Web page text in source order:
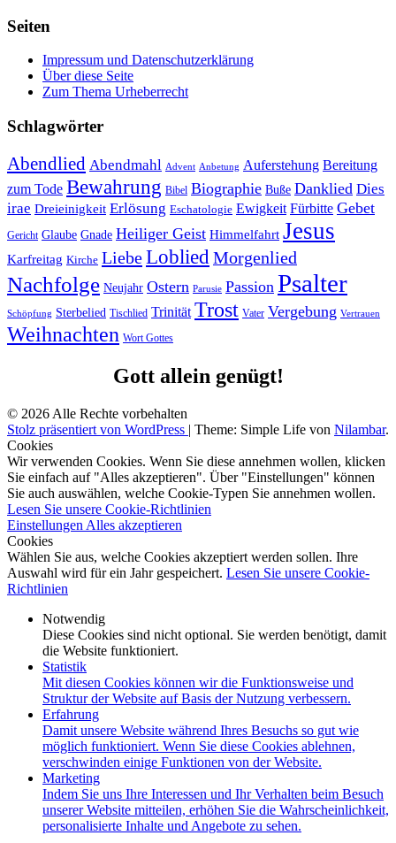
Seiten
Impressum und Datenschutzerklärung
Über diese Seite
Zum Thema Urheberrecht
Schlagwörter
Abendlied Abendmahl Advent Anbetung Auferstehung Bereitung
zum Tode Bewahrung Bibel Biographie Buße Danklied Dies
irae Dreieinigkeit Erlösung Eschatologie Ewigkeit Fürbitte Gebet
Gericht Glaube Gnade Heiliger Geist Himmelfahrt Jesus
Karfreitag Kirche LiebeLoblied Morgenlied
Nachfolge Neujahr Ostern Parusie Passion Psalter
Schöpfung Sterbelied Tischlied Trinität Trost Vater Vergebung Vertrauen
Weihnachten Wort Gottes
Gott allein genügt!
© 2026 Alle Rechte vorbehalten
Stolz präsentiert von WordPress | Theme: Simple Life von Nilambar.
Cookies
Wir verwenden Cookies. Wenn Sie diese annehmen wollen, klicken
Sie einfach auf "Alles akzeptieren". Über "Einstellungen" können
Sie auch auswählen, welche Cookie-Typen Sie annehmen wollen.
Lesen Sie unsere Cookie-Richtlinien
Einstellungen Alles akzeptieren
Cookies
Wählen Sie aus, welche Cookies akzeptiert werden sollen. Ihre
Auswahl wird für ein Jahr gespeichert. Lesen Sie unsere Cookie-
Richtlinien
Notwendig
Diese Cookies sind nicht optional. Sie werden benötigt, damit
die Website funktioniert.
Statistik
Mit diesen Cookies können wir die Funktionsweise und
Struktur der Website auf Basis der Nutzung verbessern.
Erfahrung
Damit unsere Website während Ihres Besuchs so gut wie
möglich funktioniert. Wenn Sie diese Cookies ablehnen,
verschwinden einige Funktionen von der Website.
Marketing
Indem Sie uns Ihre Interessen und Ihr Verhalten beim Besuch
unserer Website mitteilen, erhöhen Sie die Wahrscheinlichkeit,
personalisierte Inhalte und Angebote zu sehen.